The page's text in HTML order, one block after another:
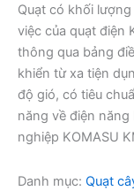
Quạt có khối
việc của quạt điện
thông qua bảng
khiển từ xa tiện
độ gió, có tiêu
năng về điện
nghiệp KOMASU
Danh mục: Quạt